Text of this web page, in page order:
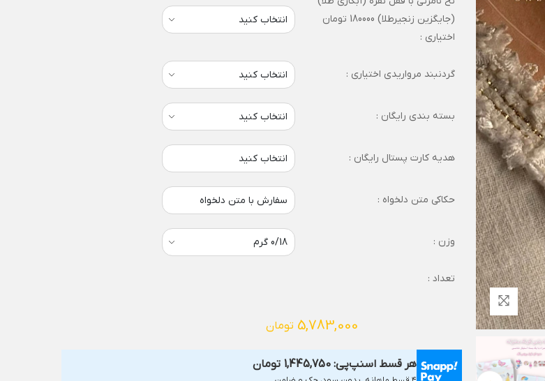
(جایگزین زنجیرطلا) 180000 تومان
اختیاری :
گردنبند مرواریدی اختیاری :
بسته بندی رایگان :
هدیه کارت پستال رایگان : انتخاب کنید
حکاکی متن دلخواه : سفارش با متن دلخواه
وزن :
تعداد :
5,783,000 تومان
هر قسط اسنپ‌پی: 1,445,750 تومان